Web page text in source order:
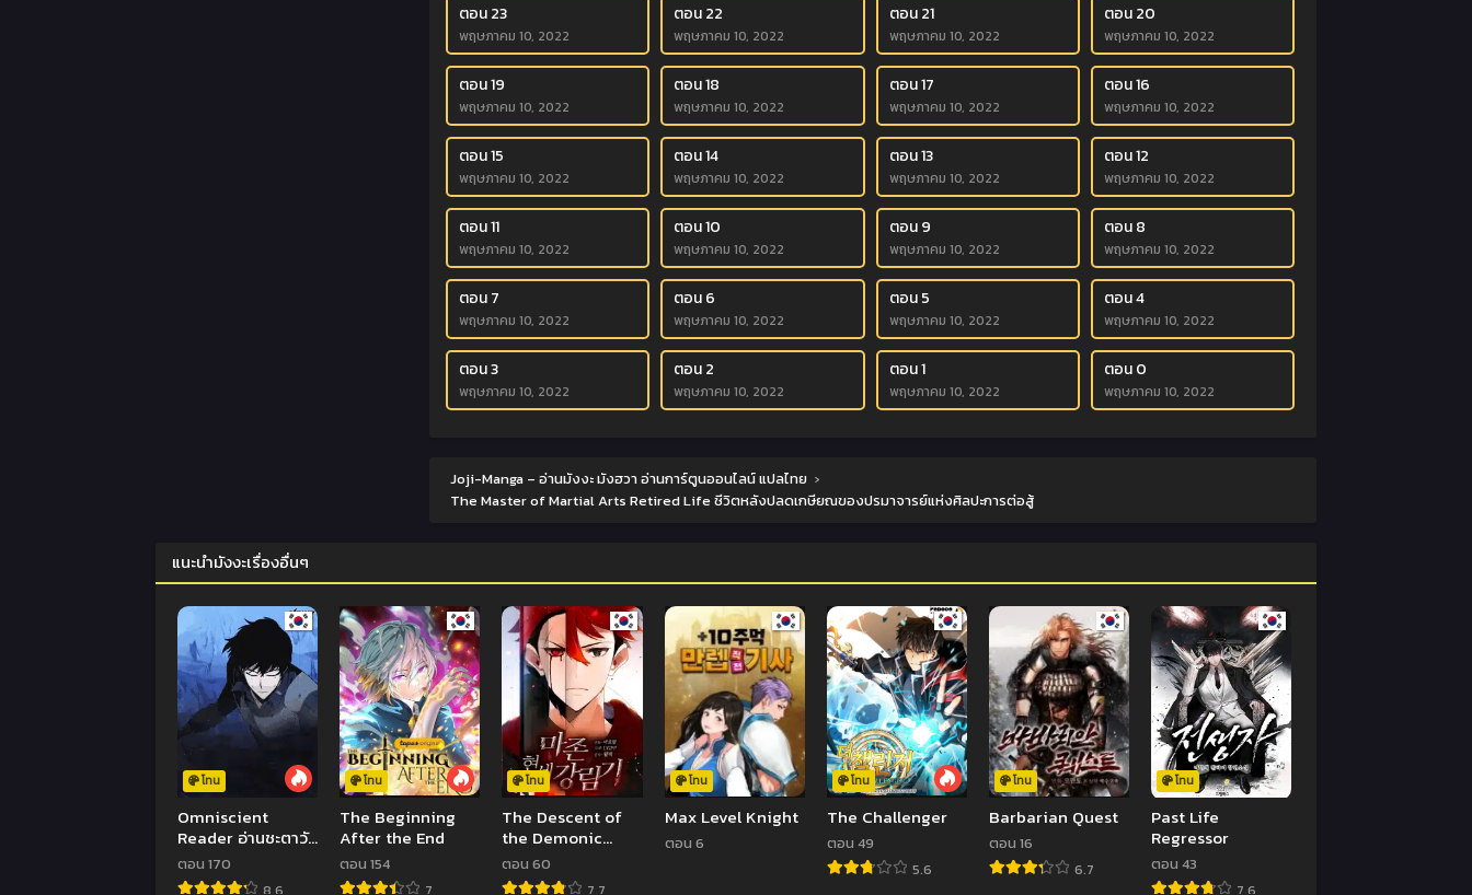
ตอน 23
พฤษภาคม 10, 2022
ตอน 22
พฤษภาคม 10, 2022
ตอน 21
พฤษภาคม 10, 2022
ตอน 20
พฤษภาคม 10, 2022
ตอน 19
พฤษภาคม 10, 2022
ตอน 18
พฤษภาคม 10, 2022
ตอน 17
พฤษภาคม 10, 2022
ตอน 16
พฤษภาคม 10, 2022
ตอน 15
พฤษภาคม 10, 2022
ตอน 14
พฤษภาคม 10, 2022
ตอน 13
พฤษภาคม 10, 2022
ตอน 12
พฤษภาคม 10, 2022
ตอน 11
พฤษภาคม 10, 2022
ตอน 10
พฤษภาคม 10, 2022
ตอน 9
พฤษภาคม 10, 2022
ตอน 8
พฤษภาคม 10, 2022
ตอน 7
พฤษภาคม 10, 2022
ตอน 6
พฤษภาคม 10, 2022
ตอน 5
พฤษภาคม 10, 2022
ตอน 4
พฤษภาคม 10, 2022
ตอน 3
พฤษภาคม 10, 2022
ตอน 2
พฤษภาคม 10, 2022
ตอน 1
พฤษภาคม 10, 2022
ตอน 0
พฤษภาคม 10, 2022
Joji-Manga – อ่านมังงะ มังฮวา อ่านการ์ตูนออนไลน์ แปลไทย ›
The Master of Martial Arts Retired Life ชีวิตหลังปลดเกษียณของปรมาจารย์แห่งศิลปะการต่อสู้
แนะนำมังงะเรื่องอื่นๆ
โทน
Omniscient
Reader อ่านชะตาวัน
สิ้นโลก
ตอน 170
8.6
โทน
The Beginning
After the End
ตอน 154
7
โทน
The Descent of
the Demonic
Master
ตอน 60
7.7
โทน
Max Level Knight
ตอน 6
โทน
The Challenger
ตอน 49
5.6
โทน
Barbarian Quest
ตอน 16
6.7
โทน
Past Life
Regressor
ตอน 43
7.6